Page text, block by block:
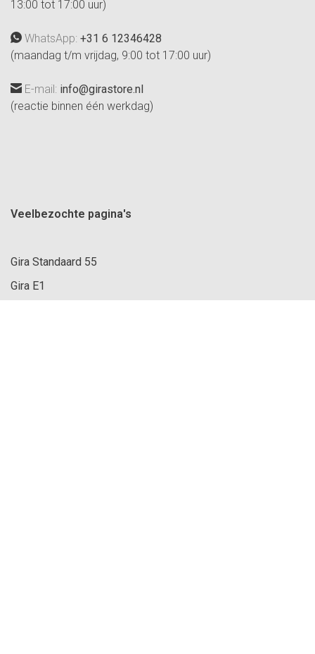
13:00 tot 17:00 uur)
WhatsApp: +31 6 12346428
(maandag t/m vrijdag, 9:00 tot 17:00 uur)
E-mail: info@girastore.nl
(reactie binnen één werkdag)
Veelbezochte pagina's
Gira Standaard 55
Gira E1